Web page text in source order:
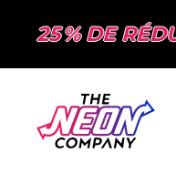
25 % DE